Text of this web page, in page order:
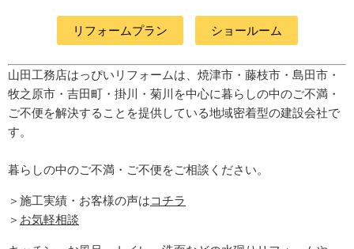
リフォームプラン ショールーム
山田工務店はっぴいリフォームは、焼津市・藤枝市・島田市・
牧之原市・吉田町 ・掛川・菊川 を中心に暮らしの中のご不満・
ご不便を解決することを提供している地域密着型の建設会社で
す。
暮らしの中のご不満・ご不便をご相談ください。
＞施工実績・お客様の声はコチラ
＞ お気軽相談